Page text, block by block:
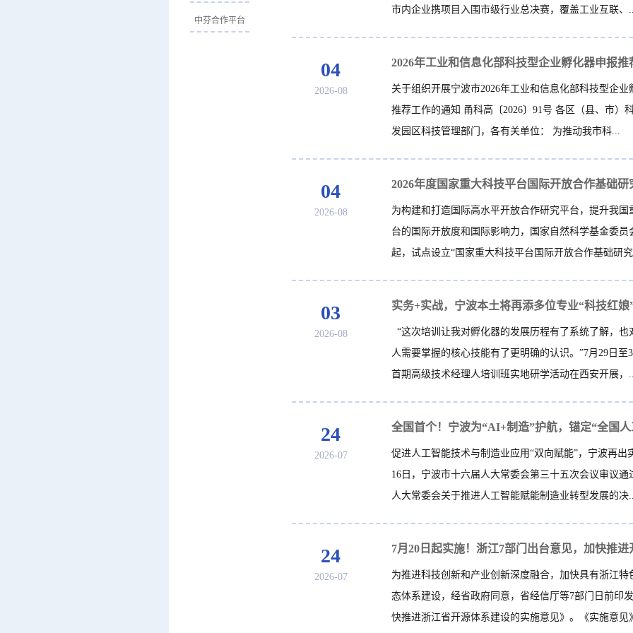
中芬合作平台
市内企业携项目入围市级行业总决赛，覆盖工业互联、
04
2026-08
关于组织开展宁波市2026年工业和信息化部科技型企业
推荐工作的通知 甬科高〔2026〕91号 各区（县、市）
发园区科技管理部门，各有关单位： 为推动我市科...
04
2026-08
为构建和打造国际高水平开放合作研究平台，提升我国
台的国际开放度和国际影响力，国家自然科学基金委员
起，试点设立“国家重大科技平台国际开放合作基础研
03
2026-08
实务+实战，宁波本土将再添多位专业“科技红娘
“这次培训让我对孵化器的发展历程有了系统了解，也
人需要掌握的核心技能有了更明确的认识。”7月29日至
首期高级技术经理人培训班实地研学活动在西安开展，
24
2026-07
促进人工智能技术与制造业应用“双向赋能”，宁波再出
16日，宁波市十六届人大常委会第三十五次会议审议通
人大常委会关于推进人工智能赋能制造业转型发展的决
24
2026-07
为推进科技创新和产业创新深度融合，加快具有浙江特
态体系建设，经省政府同意，省经信厅等7部门日前印
快推进浙江省开源体系建设的实施意见》。《实施意见